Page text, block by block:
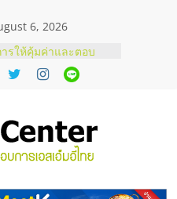
6, 2026
ในไทยที่ไหนดี?
รให้คุ้มค่าและตอบ
อกาสบริหารสถานี
รนไชส์ยอนนี่